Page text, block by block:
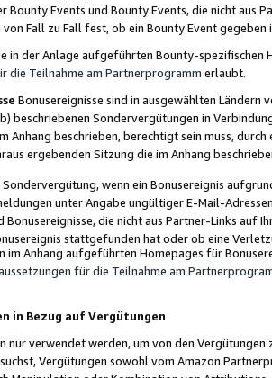
Bounty Events und Bounty Events, die nicht
von Fall zu Fall fest, ob ein Bounty Event
in der Anlage aufgeführten Bounty-spezifischen
die Teilnahme am Partnerprogramm erlaubt.
Bonusereignisse sind in ausgewählten Ländern
beschriebenen Sondervergütungen in
Anhang beschrieben, berechtigt sein muss,
ergebenden Sitzung die im Anhang
wenn ein Bonusereignis
unter Angabe ungültiger E-Mail-
Bonusereignisse, die nicht aus Partner-Links auf
stattgefunden hat oder ob eine
im Anhang aufgeführten Homepages für
für die Teilnahme am
in Bezug auf Vergütungen
nur verwendet werden, um von den
Vergütungen sowohl vom Amazon